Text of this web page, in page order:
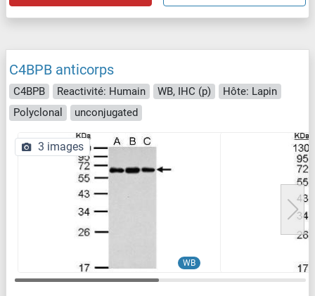
C4BPB anticorps
C4BPB Reactivité: Humain WB, IHC (p)
Hôte: Lapin
Polyclonal
unconjugated
WB
3 images